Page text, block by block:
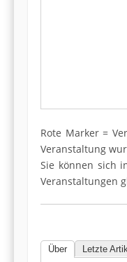
Rote Marker =
Veranstaltung
Sie können sich
Veranstaltungen
Über Letzte